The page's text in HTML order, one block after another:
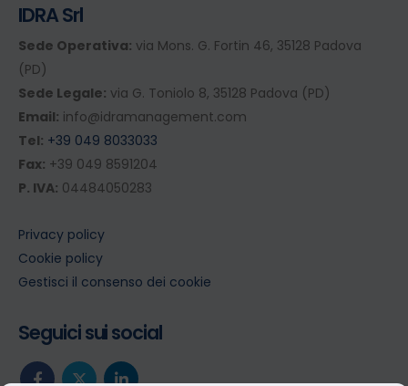
IDRA Srl
Sede Operativa: via Mons. G. Fortin 46, 35128 Padova
(PD)
Sede Legale: via G. Toniolo 8, 35128 Padova (PD)
Email: info@idramanagement.com
Tel: +39 049 8033033
Fax: +39 049 8591204
P. IVA: 04484050283
Privacy policy
Cookie policy
Gestisci il consenso dei cookie
Seguici sui social